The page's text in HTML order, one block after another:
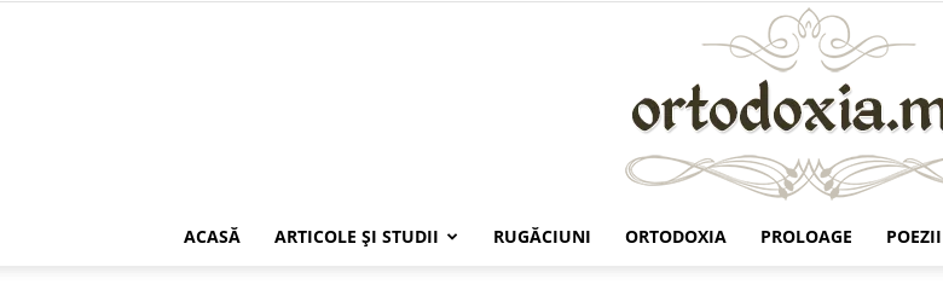
ACASĂ ARTICOLE ŞI STUDII RUGĂCIUNI ORTODOXIA PROLOAGE POEZII